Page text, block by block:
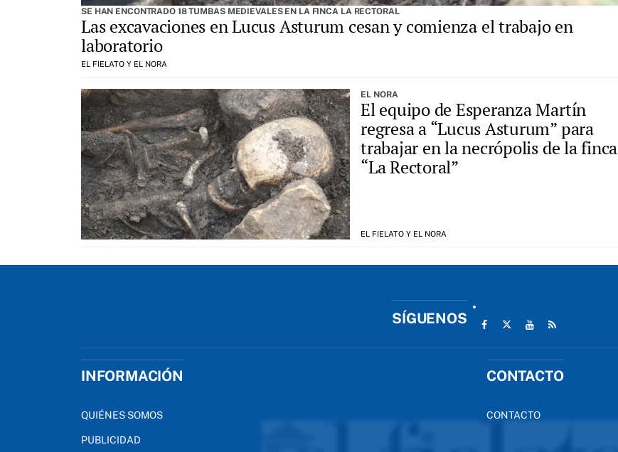
SE HAN ENCONTRADO 18 TUMBAS MEDIEVALES EN LA FINCA LA RECTORAL
Las excavaciones en Lucus Asturum cesan y comienza el trabajo en
laboratorio
EL FIELATO Y EL NORA
EL NORA
El equipo de Esperanza Martín
regresa a “Lucus Asturum” para
trabajar en la necrópolis de la finca
“La Rectoral”
EL FIELATO Y EL NORA
SÍGUENOS
INFORMACIÓN
QUIÉNES SOMOS
PUBLICIDAD
CONTACTO
CONTACTO